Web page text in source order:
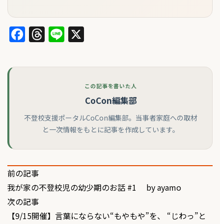
Facebook
Threads
Line
この記事を書いた人
CoCon編集部
不登校支援ポータルCoCon編集部。当事者家庭への取材
と一次情報をもとに記事を作成しています。
投
稿
ナ
前の記事
我が家の不登校児の幼少期のお話 #1 by ayamo
次の記事
【9/15開催】言葉にならない“もやもや”を、 “じわっ”と